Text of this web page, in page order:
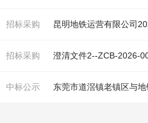
招标采购 昆明地铁运营有限公司
招标采购 澄清文件2--ZCB-2026-
中标公示 东莞市道滘镇老镇区与地